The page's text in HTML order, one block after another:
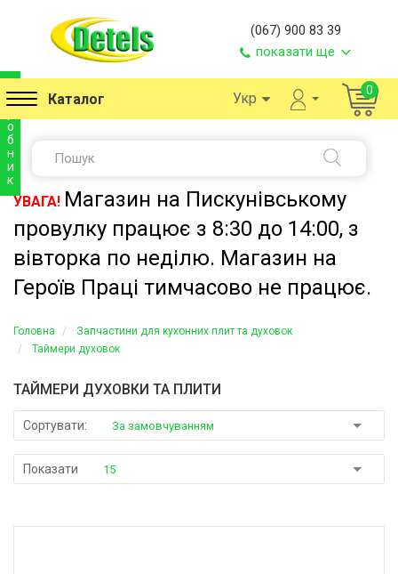
(067) 900 83 39
показати ще
Каталог Укр 0
УВАГА! Магазин на Пискунівському
провулку працює з 8:30 до 14:00, з
вівторка по неділю. Магазин на
Героїв Праці тимчасово не працює.
Головна
Запчастини для кухонних плит та духовок
Таймери духовок
ТАЙМЕРИ ДУХОВКИ ТА ПЛИТИ
Сортувати: За замовчуванням
Показати 15
и
о
б
н
и
к